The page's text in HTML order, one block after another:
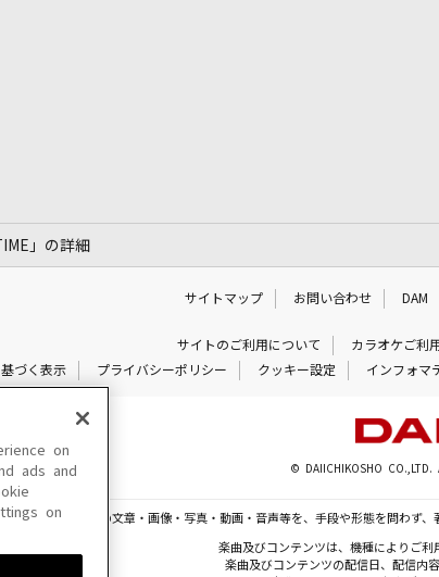
」の詳細
サイトマップ お問い合わせ DAM
サイトのご利用について カラオケご利
づく表示
プライバシーポリシー クッキー設定 インフォマ
© DAIICHIKOSHO CO.,LTD.
載されている一切の文章・画像・写真・動画・音声等を、手段や形態を問わず
楽曲及びコンテンツは、機種によりご利
楽曲及びコンテンツの配信日、配信内
on
ads and
on